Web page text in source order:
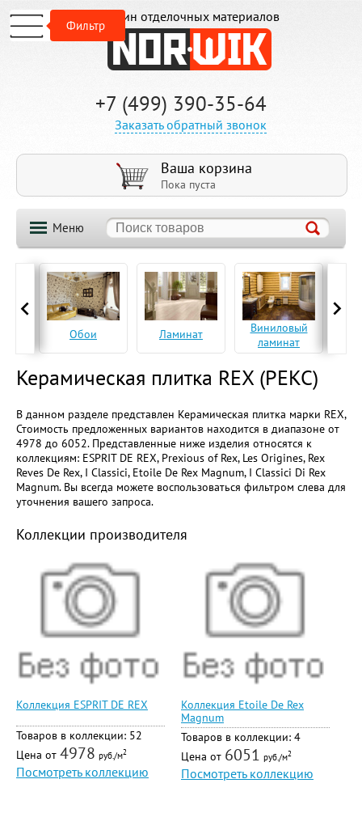
Магазин отделочных материалов
+7 (499) 390-35-64
Заказать обратный звонок
Ваша корзина
Пока пуста
Меню
Обои Ламинат
Виниловый
ламинат
Фильтр
Керамическая плитка REX (РЕКС)
В данном разделе представлен Керамическая плитка марки REX,
Стоимость предложенных вариантов находится в диапазоне от
4978 до 6052. Представленные ниже изделия относятся к
коллекциям: ESPRIT DE REX, Prexious of Rex, Les Origines, Rex
Reves De Rex, I Classici, Etoile De Rex Magnum, I Classici Di Rex
Magnum. Вы всегда можете воспользоваться фильтром слева для
уточнения вашего запроса.
Коллекции производителя
Коллекция ESPRIT DE REX
Товаров в коллекции: 52
Цена от 4978 руб./м2
Посмотреть коллекцию
Коллекция Etoile De Rex
Magnum
Товаров в коллекции: 4
Цена от 6051 руб./м2
Посмотреть коллекцию